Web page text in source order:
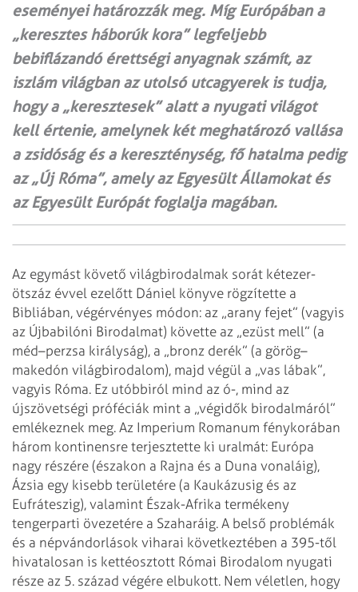
eseményei határozzák meg. Míg Európában a
„keresztes háborúk kora” legfeljebb
bebiflázandó érettségi anyagnak számít, az
iszlám világban az utolsó utcagyerek is tudja,
hogy a „keresztesek” alatt a nyugati világot
kell értenie, amelynek két meghatározó vallása
a zsidóság és a kereszténység, fő hatalma pedig
az „Új Róma”, amely az Egyesült Államokat és
az Egyesült Európát foglalja magában.
Az egymást követő világbirodalmak sorát kétezer-
ötszáz évvel ezelőtt Dániel könyve rögzítette a
Bibliában, végérvényes módon: az „arany fejet” (vagyis
az Újbabilóni Birodalmat) követte az „ezüst mell” (a
méd–perzsa királyság), a „bronz derék” (a görög–
makedón világbirodalom), majd végül a „vas lábak”,
vagyis Róma. Ez utóbbiról mind az ó-, mind az
újszövetségi próféciák mint a „végidők birodalmáról”
emlékeznek meg. Az Imperium Romanum fénykorában
három kontinensre terjesztette ki uralmát: Európa
nagy részére (északon a Rajna és a Duna vonaláig),
Ázsia egy kisebb területére (a Kaukázusig és az
Eufráteszig), valamint Észak-Afrika termékeny
tengerparti övezetére a Szaharáig. A belső problémák
és a népvándorlások viharai következtében a 395-től
hivatalosan is kettéosztott Római Birodalom nyugati
része az 5. század végére elbukott. Nem véletlen, hogy